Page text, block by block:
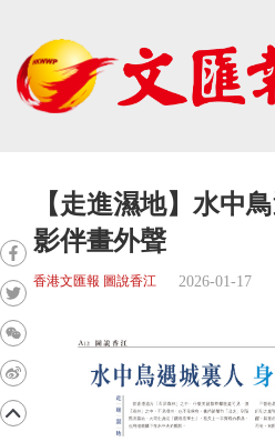
【走進濕地】水中
影伴畫外聲
香港文匯報 圖說香江 2026-01-17